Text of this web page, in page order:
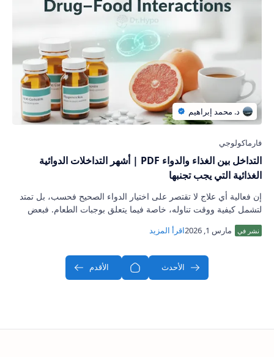
التداخل بين الغذاء والدواء PDF | أشهر التداخلات الدوائية
الغذائية التي يجب تجنبها
إن فعالية أي علاج لا تقتصر على اختيار الدواء الصحيح فحسب، بل تمتد
لتشمل كيفية ووقت تناوله، خاصة فيما يتعلق بوجبات الطعام. فبعض